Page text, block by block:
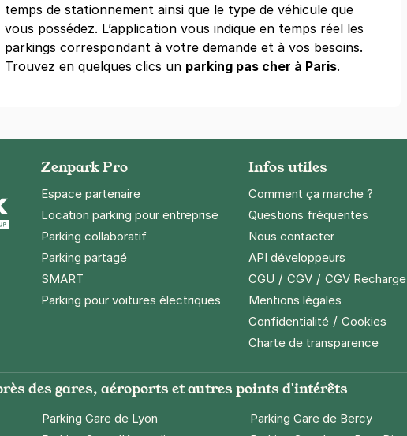
temps de stationnement ainsi que le type de véhicule que
vous possédez. L’application vous indique en temps réel les
parkings correspondant à votre demande et à vos besoins.
Trouvez en quelques clics un parking pas cher à Paris.
Zenpark Pro
Espace partenaire
Location parking pour entreprise
Parking collaboratif
Parking partagé
SMART
Parking pour voitures électriques
Infos utiles
Comment ça marche ?
Questions fréquentes
Nous contacter
API développeurs
CGU / CGV/ CGV Recharge
Mentions légales
Confidentialité/ Cookies
Charte de transparence
des gares, aéroports et autres points d'intérêts
Parking Gare de Lyon Parking Gare de Bercy